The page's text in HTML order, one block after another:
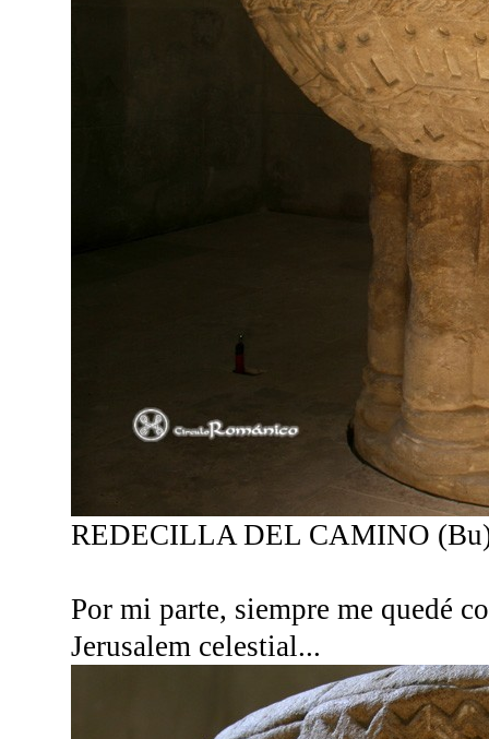
REDECILLA DEL CAMINO
Por mi parte, siempre me quedé
Jerusalem celestial...